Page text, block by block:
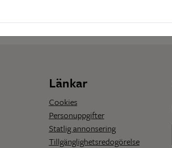
Länkar
Cookies
Personuppgifter
Statlig annonsering
Tillgänglighetsredogörelse